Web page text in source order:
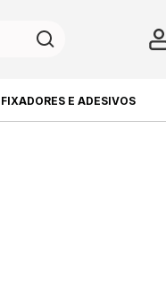
FIXADORES E ADESIVOS